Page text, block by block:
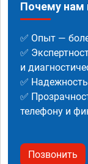
Почему нам
✅ Опыт —
✅
и
✅
✅
телефону и
Позвонить